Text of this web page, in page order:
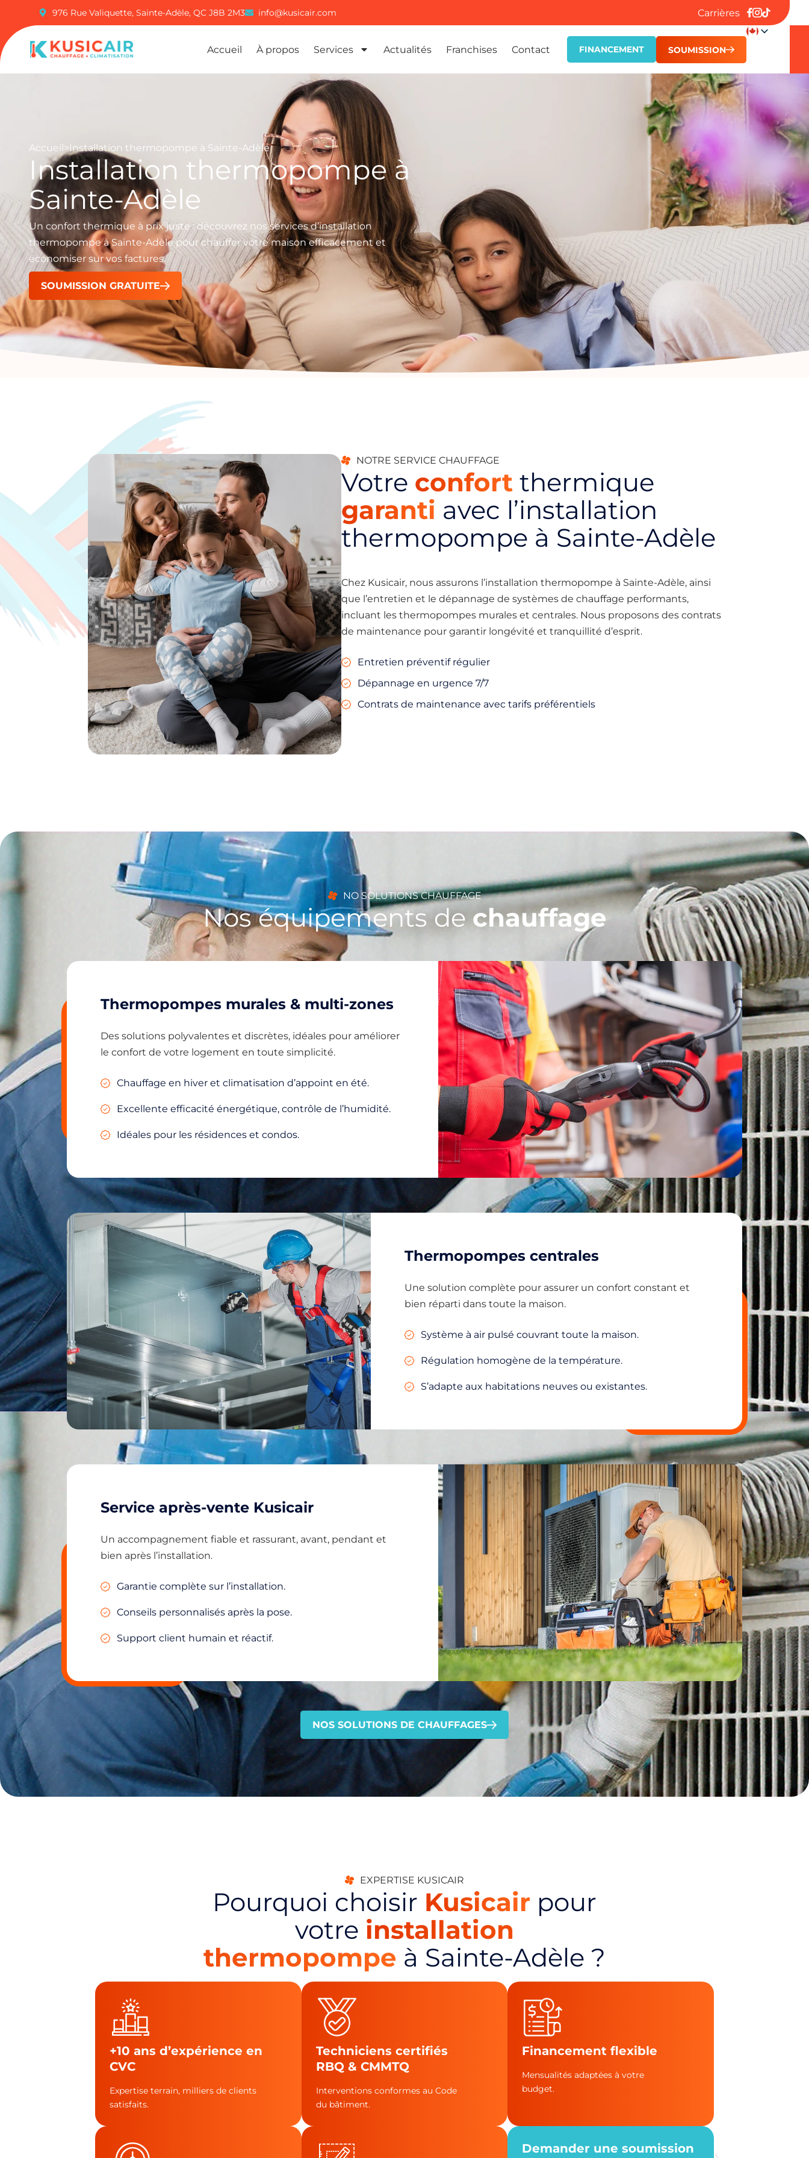
976 Rue Valiquette, Sainte-Adèle, QC J8B 2M3 info@kusicair.com Carrières
Accueil À propos Services Actualités Franchises Contact FINANCEMENT SOUMISSION
Accueil>Installation thermopompe à Sainte-Adèle
Installation thermopompe à
Sainte-Adèle
Un confort thermique à prix juste : découvrez nos services d’installation
thermopompe à Sainte-Adèle pour chauffer votre maison efficacement et
économiser sur vos factures.
SOUMISSION GRATUITE
NOTRE SERVICE CHAUFFAGE
Votre confortthermique
garanti avec l’installation
thermopompe à Sainte-Adèle
Chez Kusicair, nous assurons l’installation thermopompe à Sainte-Adèle, ainsi
que l’entretien et le dépannage de systèmes de chauffage performants,
incluant les thermopompes murales et centrales. Nous proposons des contrats
de maintenance pour garantir longévité et tranquillité d’esprit.
Entretien préventif régulier
Dépannage en urgence 7/7
Contrats de maintenance avec tarifs préférentiels
NO SOLUTIONS CHAUFFAGE
Nos équipements de chauffage
Thermopompes murales & multi-zones
Des solutions polyvalentes et discrètes, idéales pour améliorer
le confort de votre logement en toute simplicité.
Chauffage en hiver et climatisation d’appoint en été.
Excellente efficacité énergétique, contrôle de l’humidité.
Idéales pour les résidences et condos.
Thermopompes centrales
Une solution complète pour assurer un confort constant et
bien réparti dans toute la maison.
Système à air pulsé couvrant toute la maison.
Régulation homogène de la température.
S’adapte aux habitations neuves ou existantes.
Service après-vente Kusicair
Un accompagnement fiable et rassurant, avant, pendant et
bien après l’installation.
Garantie complète sur l’installation.
Conseils personnalisés après la pose.
Support client humain et réactif.
NOS SOLUTIONS DE CHAUFFAGES
EXPERTISE KUSICAIR
Pourquoi choisir Kusicair pour
votre installation
thermopompe à Sainte-Adèle ?
+10 ans d’expérience en
CVC
Expertise terrain, milliers de clients
satisfaits.
Techniciens certifiés
RBQ & CMMTQ
Interventions conformes au Code
du bâtiment.
Financement flexible
Mensualités adaptées à votre
budget.
Demander une soumission